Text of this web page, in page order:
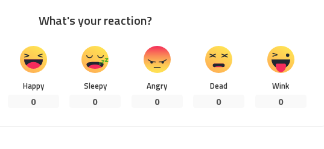
What's your reaction?
Happy
0
Sleepy
0
Angry
0
Dead
0
Wink
0